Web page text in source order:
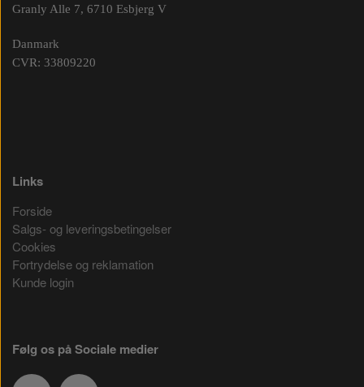
Granly Alle 7, 6710 Esbjerg V
Danmark
CVR: 33809220
Links
Forside
Salgs- og leveringsbetingelser
Cookies
Fortrydelse og reklamation
Kunde login
Følg os på Sociale medier